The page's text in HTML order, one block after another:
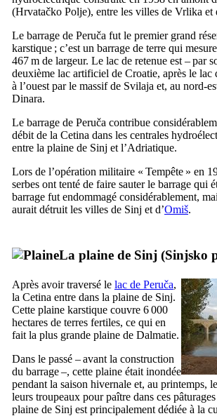
(Hrvatačko Polje), entre les villes de Vrlika et
Le barrage de Peruča fut le premier grand
karstique ; c’est un barrage de terre qui
467 m de largeur. Le lac de retenue est – par
deuxième lac artificiel de Croatie, après le lac
à l’ouest par le massif de Svilaja et, au nord-
Dinara.
Le barrage de Peruča contribue
débit de la Cetina dans les centrales
entre la plaine de Sinj et l’Adriatique.
Lors de l’opération militaire « Tempête » en
serbes ont tenté de faire sauter le barrage qui
barrage fut endommagé considérablement,
aurait détruit les villes de Sinj et d’Omiš.
La plaine de Sinj (Sinjsko
Après avoir traversé le lac de Peruča,
la Cetina entre dans la plaine de Sinj.
Cette plaine karstique couvre 6 000
hectares de terres fertiles, ce qui en
fait la plus grande plaine de Dalmatie.
Dans le passé – avant la construction
du barrage –, cette plaine était inondée
pendant la saison hivernale et, au printemps,
leurs troupeaux pour paître dans ces
plaine de Sinj est principalement dédiée à la